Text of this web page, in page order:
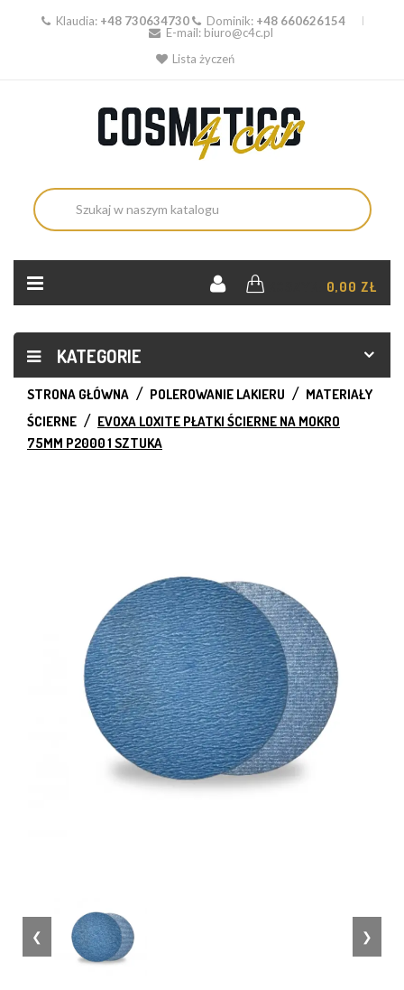
Klaudia: +48 730634730 Dominik: +48 660626154
E-mail: biuro@c4c.pl
Lista życzeń
0,00 ZŁ
KATEGORIE
STRONA GŁÓWNA POLEROWANIE LAKIERU
MATERIAŁY
ŚCIERNE
EVOXA LOXITE PŁATKI ŚCIERNE NA MOKRO
75MM P2000 1 SZTUKA
❮ ❯